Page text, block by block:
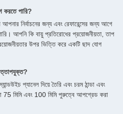
পারি?
নির্বাচনের জন্য এবং রেফারেন্সের জন্য আগে
আপনি কি বায়ু প্রতিরোধের প্রয়োজনীয়তা, তাপ
উপর ভিত্তি করে একটি ছাদ যোগ
প্যানেল দিয়ে তৈরি এবং চরম ঠান্ডা এবং
মিমি এবং 100 মিমি পুরুত্বে আপগ্রেড করা